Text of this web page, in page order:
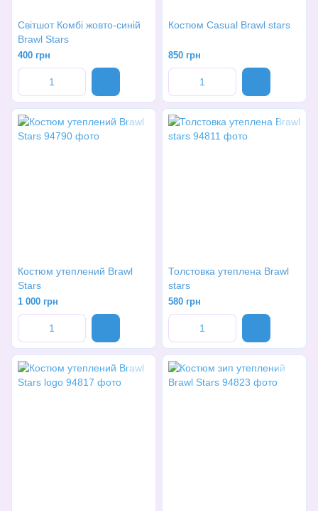
Світшот Комбі жовто-синій
Brawl Stars
400 грн
Костюм Casual Brawl stars
850 грн
Костюм утеплений Brawl
Stars
1 000 грн
Толстовка утеплена Brawl
stars
580 грн